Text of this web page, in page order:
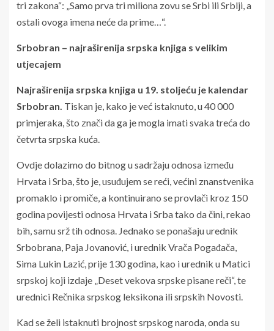
tri zakona“: „Samo prva tri miliona zovu se Srbi ili Srblji, a
ostali ovoga imena neće da prime…“.
Srbobran – najraširenija srpska knjiga s velikim
utjecajem
Najraširenija srpska knjiga u 19. stoljeću je kalendar
Srbobran. Tiskan je, kako je već istaknuto, u 40 000
primjeraka, što znači da ga je mogla imati svaka treća do
četvrta srpska kuća.
Ovdje dolazimo do bitnog u sadržaju odnosa između
Hrvata i Srba, što je, usuđujem se reći, većini znanstvenika
promaklo i promiče, a kontinuirano se provlači kroz 150
godina povijesti odnosa Hrvata i Srba tako da čini, rekao
bih, samu srž tih odnosa. Jednako se ponašaju urednik
Srbobrana, Paja Jovanović, i urednik Vrača Pogađača,
Sima Lukin Lazić, prije 130 godina, kao i urednik u Matici
srpskoj koji izdaje „Deset vekova srpske pisane reči“, te
urednici Rečnika srpskog leksikona ili srpskih Novosti.
Kad se želi istaknuti brojnost srpskog naroda, onda su